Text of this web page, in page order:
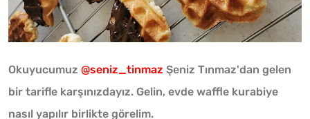
Okuyucumuz @seniz_tinmaz Şeniz Tınmaz'dan gelen
bir tarifle karşınızdayız. Gelin, evde waffle kurabiye
nasıl yapılır birlikte görelim.